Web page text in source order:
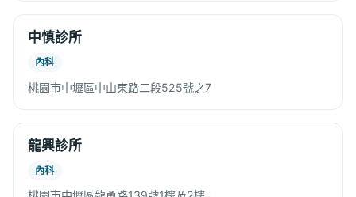
中慎診所
內科
桃園市中壢區中山東路二段525號之7
龍興診所
內科